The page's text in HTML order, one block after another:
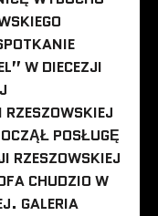
W DIECEZJI
POSŁUGĘ
RZESZOWSKIEJ
CHUDZIO W
GALERIA